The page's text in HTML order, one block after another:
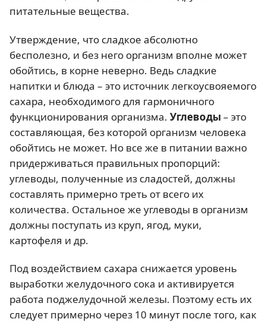
питательные вещества.
Утверждение, что сладкое абсолютно
бесполезно, и без него организм вполне может
обойтись, в корне неверно. Ведь сладкие
напитки и блюда – это источник легкоусвояемого
сахара, необходимого для гармоничного
функционирования организма. Углеводы– это
составляющая, без которой организм человека
обойтись не может. Но все же в питании важно
придерживаться правильных пропорций:
углеводы, полученные из сладостей, должны
составлять примерно треть от всего их
количества. Остальное же углеводы в организм
должны поступать из круп, ягод, муки,
картофеля и др.
Под воздействием сахара снижается уровень
выработки желудочного сока и активируется
работа поджелудочной железы. Поэтому есть их
следует примерно через 10 минут после того, как